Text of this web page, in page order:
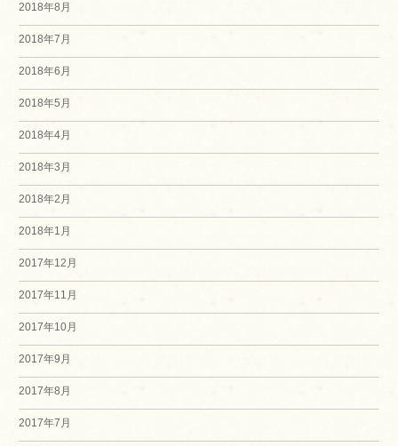
2018年8月
2018年7月
2018年6月
2018年5月
2018年4月
2018年3月
2018年2月
2018年1月
2017年12月
2017年11月
2017年10月
2017年9月
2017年8月
2017年7月